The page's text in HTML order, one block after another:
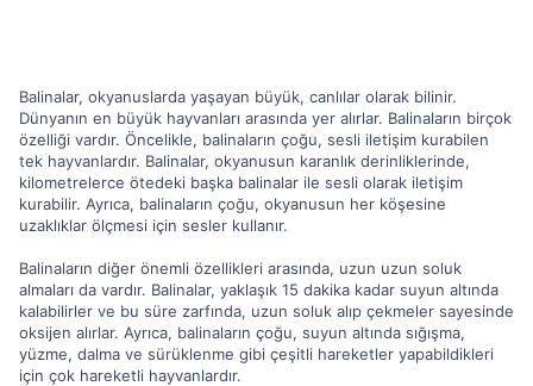
Balinalar, okyanuslarda yaşayan büyük, canlılar olarak bilinir.
Dünyanın en büyük hayvanları arasında yer alırlar. Balinaların birçok
özelliği vardır. Öncelikle, balinaların çoğu, sesli iletişim kurabilen
tek hayvanlardır. Balinalar, okyanusun karanlık derinliklerinde,
kilometrelerce ötedeki başka balinalar ile sesli olarak iletişim
kurabilir. Ayrıca, balinaların çoğu, okyanusun her köşesine
uzaklıklar ölçmesi için sesler kullanır.
Balinaların diğer önemli özellikleri arasında, uzun uzun soluk
almaları da vardır. Balinalar, yaklaşık 15 dakika kadar suyun altında
kalabilirler ve bu süre zarfında, uzun soluk alıp çekmeler sayesinde
oksijen alırlar. Ayrıca, balinaların çoğu, suyun altında sığışma,
yüzme, dalma ve sürüklenme gibi çeşitli hareketler yapabildikleri
için çok hareketli hayvanlardır.